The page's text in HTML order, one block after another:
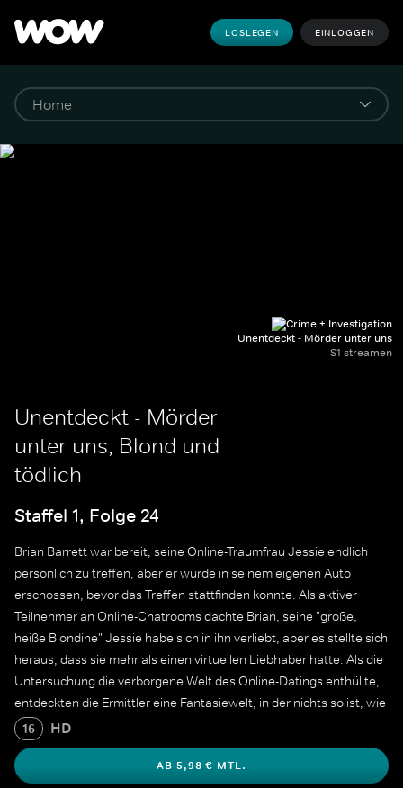
LOSLEGEN EINLOGGEN
Unentdeckt - Mörder unter uns
S1 streamen
Unentdeckt - Mörder
unter uns, Blond und
tödlich
Staffel 1, Folge 24
Brian Barrett war bereit, seine Online-Traumfrau Jessie endlich
persönlich zu treffen, aber er wurde in seinem eigenen Auto
erschossen, bevor das Treffen stattfinden konnte. Als aktiver
Teilnehmer an Online-Chatrooms dachte Brian, seine "große,
heiße Blondine" Jessie habe sich in ihn verliebt, aber es stellte sich
heraus, dass sie mehr als einen virtuellen Liebhaber hatte. Als die
Untersuchung die verborgene Welt des Online-Datings enthüllte,
entdeckten die Ermittler eine Fantasiewelt, in der nichts so ist, wie
es scheint, und in der alle von Lust und Eifersucht korrumpiert
sind.
16 HD
AB 5,98 € MTL.